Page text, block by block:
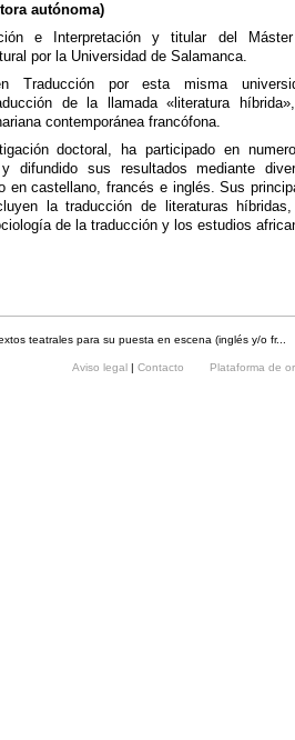
autónoma)
e Interpretación y titular del
por la Universidad de Salamanca.
Traducción por esta misma
de la llamada «literatura
contemporánea francófona.
doctoral, ha participado en
difundido sus resultados mediante
en castellano, francés e inglés. Sus
la traducción de literaturas
de la traducción y los estudios
teatrales para su puesta en escena (inglés y/o fr...
Aviso legal | Contacto Plataforma de